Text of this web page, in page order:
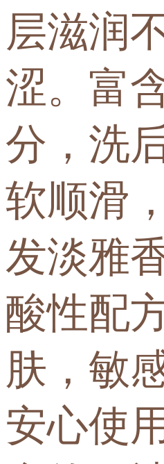
层滋润
涩。富
分，洗
软顺滑
发淡雅
酸性配
肤，敏
安心使